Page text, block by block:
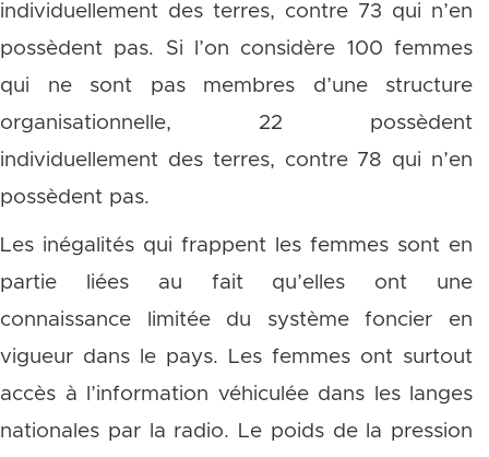
individuellement des terres, contre 73 qui n’en
possèdent pas. Si l’on considère 100 femmes
qui ne sont pas membres d’une structure
organisationnelle, 22 possèdent
individuellement des terres, contre 78 qui n’en
possèdent pas.
Les inégalités qui frappent les femmes sont en
partie liées au fait qu’elles ont une
connaissance limitée du système foncier en
vigueur dans le pays. Les femmes ont surtout
accès à l’information véhiculée dans les langes
nationales par la radio. Le poids de la pression